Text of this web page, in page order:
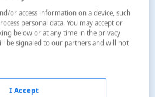
or access information on a device, such
personal data. You may accept or
below or at any time in the privacy
be signaled to our partners and will not
I Accept